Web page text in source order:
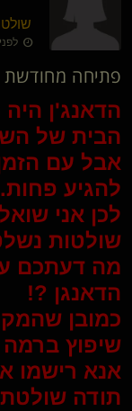
לפני 18 שנים • 25 באוק׳ 2008
פתיחה מחודשת
הדאנג'ן
הבית של
אבל עם
להגיע
לכן אני
שולטות
מה דעתכם
הדאנגן ?!
כמובן
שיפוץ
אנא רישמו
תודה